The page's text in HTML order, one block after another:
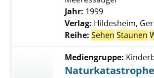
Suche nach diesem
Jahr: 1999
Verlag: Hildesheim,
Reihe: Sehen Staunen
Mediengruppe: